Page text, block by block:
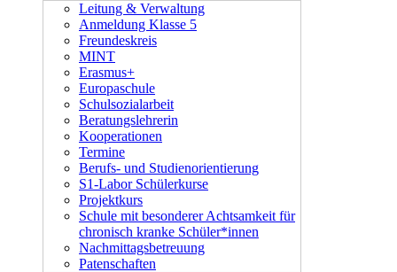
Leitung & Verwaltung
Anmeldung Klasse 5
Freundeskreis
MINT
Erasmus+
Europaschule
Schulsozialarbeit
Beratungslehrerin
Kooperationen
Termine
Berufs- und Studienorientierung
S1-Labor Schülerkurse
Projektkurs
Schule mit besonderer Achtsamkeit für
chronisch kranke Schüler*innen
Nachmittagsbetreuung
Patenschaften